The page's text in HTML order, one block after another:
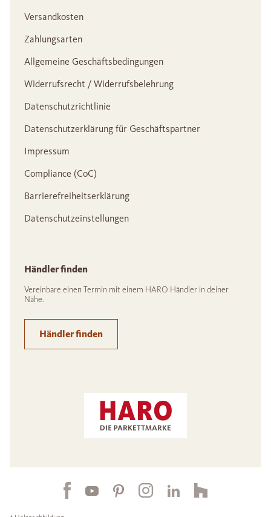
Versandkosten
Zahlungsarten
Allgemeine Geschäftsbedingungen
Widerrufsrecht / Widerrufsbelehrung
Datenschutzrichtlinie
Datenschutzerklärung für Geschäftspartner
Impressum
Compliance (CoC)
Barrierefreiheitserklärung
Datenschutzeinstellungen
Händler finden
Vereinbare einen Termin mit einem HARO Händler in deiner
Nähe.
Händler finden